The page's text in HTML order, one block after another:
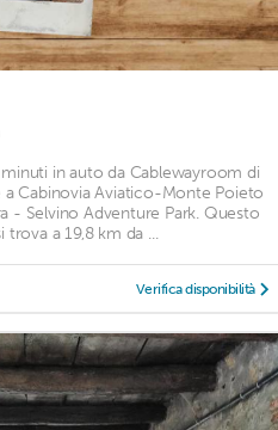
in auto da Cablewayroom di
a Cabinovia Aviatico-Monte Poieto
- Selvino Adventure Park. Questo
trova a 19,8 km da ...
Verifica disponibilità